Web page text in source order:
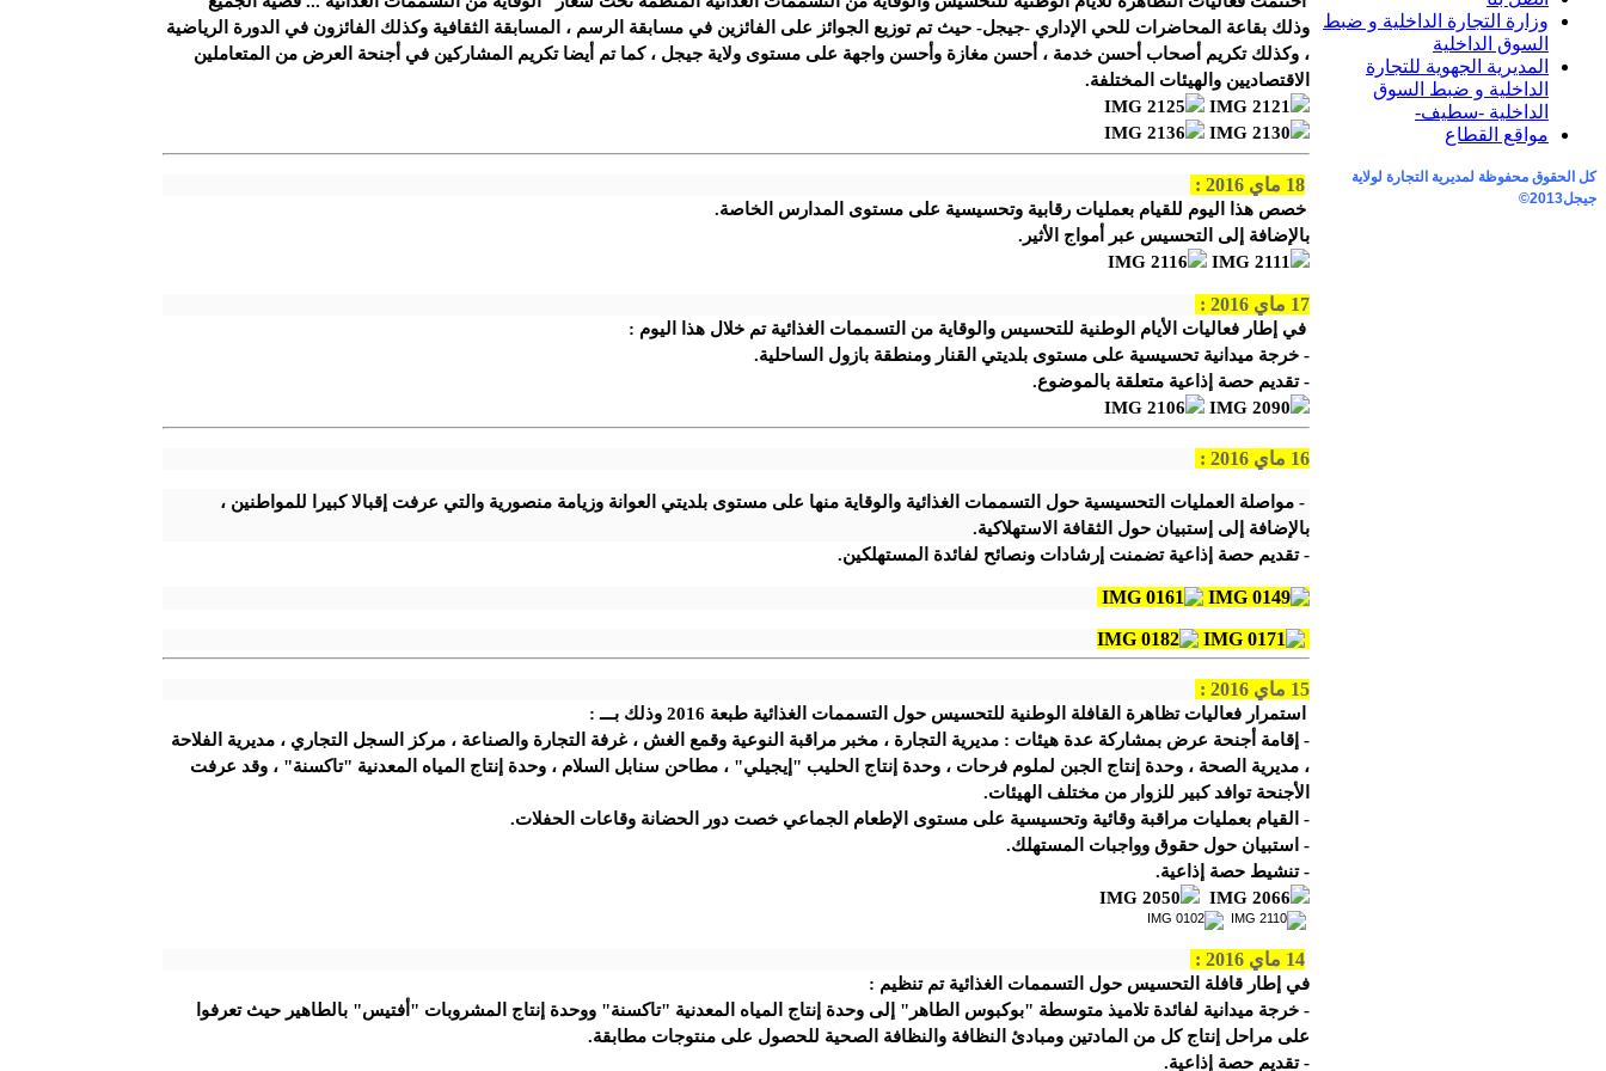
وذلك بقاعة المحاضرات للحي الإداري -جيجل- حيث تم توزيع الجوائز على الفائزين في مسابقة الرسم ، المسابقة الثقافية وكذلك الفائزون في الدورة الرياضية
، وكذلك تكريم أصحاب أحسن خدمة ، أحسن مغازة وأحسن واجهة على مستوى ولاية جيجل ، كما تم أيضا تكريم المشاركين في أجنحة العرض من المتعاملين
الاقتصاديين والهيئات المختلفة.
18 ماي 2016 :
خصص هذا اليوم للقيام بعمليات رقابية وتحسيسية على مستوى المدارس الخاصة.
بالإضافة إلى التحسيس عبر أمواج الأثير.
17 ماي 2016 :
في إطار فعاليات الأيام الوطنية للتحسيس والوقاية من التسممات الغذائية تم خلال هذا اليوم :
- خرجة ميدانية تحسيسية على مستوى بلديتي القنار ومنطقة بازول الساحلية.
- تقديم حصة إذاعية متعلقة بالموضوع.
16 ماي 2016 :
- مواصلة العمليات التحسيسية حول التسممات الغذائية والوقاية منها على مستوى بلديتي العوانة وزيامة منصورية والتي عرفت إقبالا كبيرا للمواطنين ،
بالإضافة إلى إستبيان حول الثقافة الاستهلاكية.
- تقديم حصة إذاعية تضمنت إرشادات ونصائح لفائدة المستهلكين.
15 ماي 2016 :
استمرار فعاليات تظاهرة القافلة الوطنية للتحسيس حول التسممات الغذائية طبعة 2016 وذلك بـــ :
- إقامة أجنحة عرض بمشاركة عدة هيئات : مديرية التجارة ، مخبر مراقبة النوعية وقمع الغش ، غرفة التجارة والصناعة ، مركز السجل التجاري ، مديرية الفلاحة
، مديرية الصحة ، وحدة إنتاج الجبن لملوم فرحات ، وحدة إنتاج الحليب "إيجيلي" ، مطاحن سنابل السلام ، وحدة إنتاج المياه المعدنية "تاكسنة" ، وقد عرفت
الأجنحة توافد كبير للزوار من مختلف الهيئات.
- القيام بعمليات مراقبة وقائية وتحسيسية على مستوى الإطعام الجماعي خصت دور الحضانة وقاعات الحفلات.
- استبيان حول حقوق وواجبات المستهلك.
- تنشيط حصة إذاعية.
14 ماي 2016 :
في إطار قافلة التحسيس حول التسممات الغذائية تم تنظيم :
- خرجة ميدانية لفائدة تلاميذ متوسطة "بوكبوس الطاهر" إلى وحدة إنتاج المياه المعدنية "تاكسنة" ووحدة إنتاج المشروبات "أفتيس" بالطاهير حيث تعرفوا
على مراحل إنتاج كل من المادتين ومبادئ النظافة والنظافة الصحية للحصول على منتوجات مطابقة.
- تقديم حصة إذاعية.
وزارة التجارة الداخلية و ضبط
السوق الداخلية
المديرية الجهوية للتجارة
الداخلية و ضبط السوق
الداخلية -سطيف-
مواقع القطاع
كل الحقوق محفوظة لمديرية التجارة لولاية
جيجل2013©